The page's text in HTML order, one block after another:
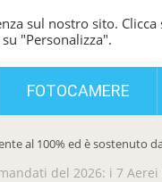
FOTOCAMERE
al 100% ed è sostenuto
del 2026: i 7
sul nostro sito.
"Personalizza".